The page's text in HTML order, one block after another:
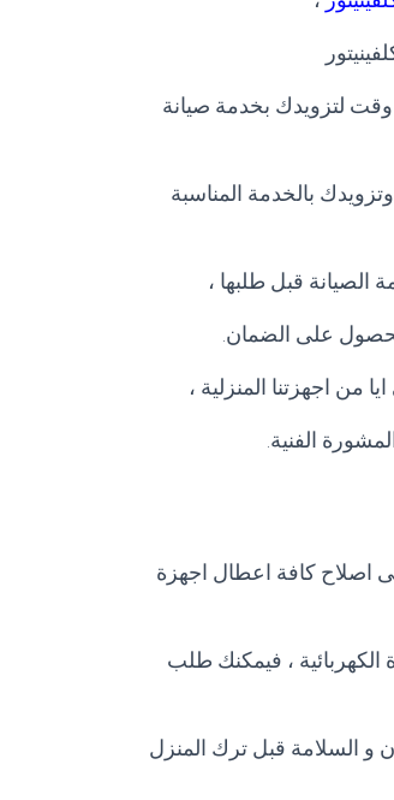
لتزويدك بخدمة صيانة
بالخدمة المناسبة
الصيانة قبل طلبها ،
على الضمان
اجهزتنا المنزلية ،
الفنية
اصلاح كافة اعطال اجهزة
، فيمكنك طلب
و السلامة قبل ترك المنزل